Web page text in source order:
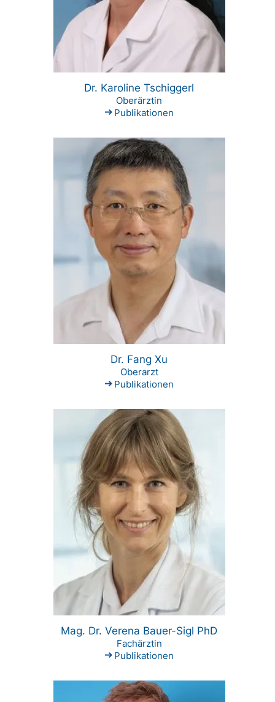
Dr. Karoline Tschiggerl
Oberärztin
Publikationen
Dr. Fang Xu
Oberarzt
Publikationen
Mag. Dr. Verena Bauer-Sigl PhD
Fachärztin
Publikationen